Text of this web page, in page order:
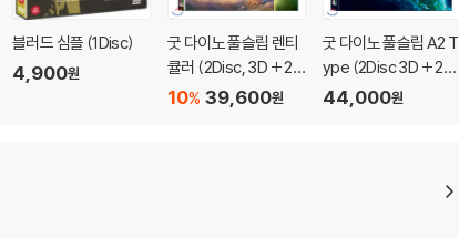
블러드 심플 (1Disc)
4,900원
굿 다이노 풀슬립 렌티
큘러 (2Disc, 3D + 2D
오링케이스 스틸북) :
39,600원
10%
굿 다이노 풀슬립 A2 T
ype (2Disc 3D + 2D
스틸북) : 블루레이
44,000원